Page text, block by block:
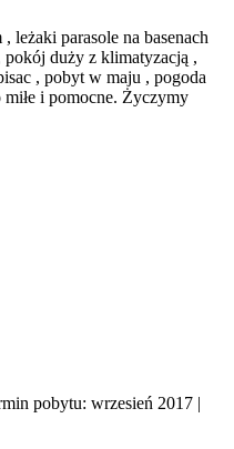
leżaki parasole na basenach
pokój duży z klimatyzacją ,
, pobyt w maju , pogoda
i pomocne. Życzymy
pobytu: wrzesień 2017 |